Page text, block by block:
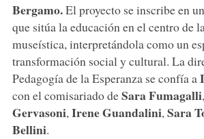
Bergamo.El proyecto se inscribe en
que sitúa la educación en el centro de
museística, interpretándola como un
transformación social y cultural. La
Pedagogía de la Esperanza se confía a
con el comisariado deSaraFumagalli,
Gervasoni, IreneGuandalini, Sara
Bellini.